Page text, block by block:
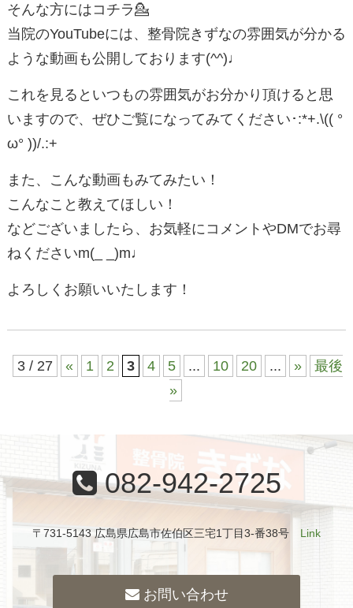
そんな方にはコチラ💁
当院のYouTubeには、整骨院きずなの雰囲気が分かる
ような動画も公開しております(^^)♩
これを見るといつもの雰囲気がお分かり頂けると思
いますので、ぜひご覧になってみてください･:*+.\(( °
ω° ))/.:+
また、こんな動画もみてみたい！
こんなこと教えてほしい！
などございましたら、お気軽にコメントやDMでお尋
ねくださいm(_ _)m♩
よろしくお願いいたします！
3 / 27 « 1 2 3 4 5 ... 10 20 ... »
最後
»
082-942-2725
〒731-5143 広島県広島市佐伯区三宅1丁目3-番38号 Link
お問い合わせ